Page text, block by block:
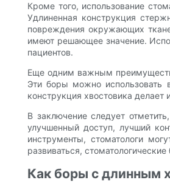
Кроме того, использование
Удлиненная конструкция
повреждения окружающих
имеют решающее значение.
пациентов.
Еще одним важным
Эти боры можно использовать
конструкция хвостовика
В заключение следует
улучшенный доступ, лучший
инструменты, стоматологи
развиваться,
Как боры с длинным